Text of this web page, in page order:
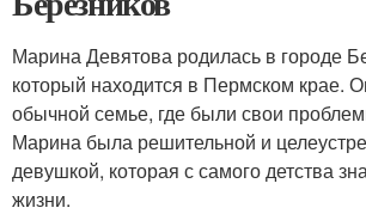
Марина Девятова родилась в городе
который находится в Пермском крае.
обычной семье, где были свои
Марина была решительной и
девушкой, которая с самого детства
жизни.